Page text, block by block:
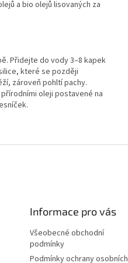
a bio olejů lisovaných za
Přidejte do vody 3–8 kapek
které se později
zároveň pohltí pachy.
oleji postavené na
Informace pro vás
Všeobecné obchodní
podmínky
Podmínky ochrany osobních